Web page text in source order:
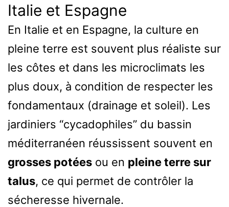
Italie et Espagne
En Italie et en Espagne, la culture en
pleine terre est souvent plus réaliste sur
les côtes et dans les microclimats les
plus doux, à condition de respecter les
fondamentaux (drainage et soleil). Les
jardiniers “cycadophiles” du bassin
méditerranéen réussissent souvent en
grosses potées ou en pleine terre sur
talus, ce qui permet de contrôler la
sécheresse hivernale.